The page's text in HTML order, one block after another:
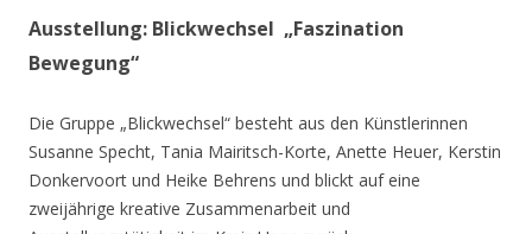
Ausstellung: Blickwechsel „Faszination
Bewegung“
Die Gruppe „Blickwechsel“ besteht aus den Künstlerinnen
Susanne Specht, Tania Mairitsch-Korte, Anette Heuer, Kerstin
Donkervoort und Heike Behrens und blickt auf eine
zweijährige kreative Zusammenarbeit und